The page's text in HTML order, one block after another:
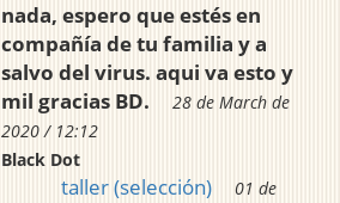
nada, espero que estés en
compañía de tu familia y a
salvo del virus. aqui va esto y
mil gracias BD.
28 de March de
2020 / 12:12
Black Dot
taller (selección)
01 de